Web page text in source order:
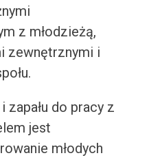
z młodzieżą,
zewnętrznymi i
zapału do pracy z
jest
młodych